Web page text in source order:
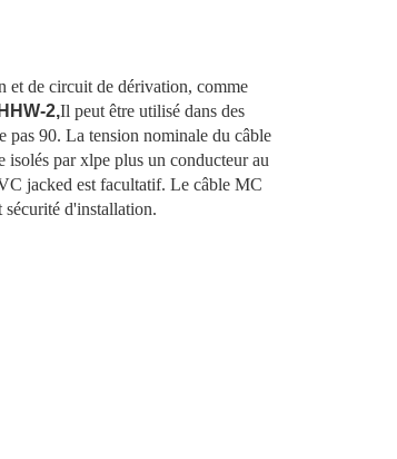
de circuit de dérivation, comme
2,Il peut être utilisé dans des
pas 90. La tension nominale du câble
isolés par xlpe plus un conducteur au
jacked est facultatif. Le câble MC
d'installation.